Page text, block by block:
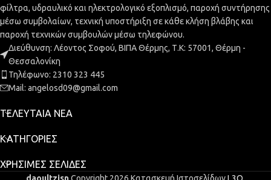
φίλτρα, υδραυλικό και ηλεκτρολογικό εξοπλισμό, παροχή συντήρησης
μέσω συμβολαίων, τεχνική υποστήριξη σε κάθε κλήση βλάβης και
παροχή τεχνικών συμβουλών μέσω τηλεφώνου.
Διεύθυνση: Λέοντος Σοφού, ΒΙΠΑ Θέρμης, Τ.Κ: 57001, Θέρμη -
Θεσσαλονίκη
Τηλέφωνο: 2310 323 445
Mail: angelosd09@gmail.com
ΤΕΛΕΥΤΑΊΑ ΝΈΑ
ΚΑΤΗΓΟΡΊΕΣ
ΧΡΉΣΙΜΕΣ ΣΕΛΊΔΕΣ